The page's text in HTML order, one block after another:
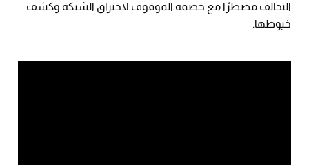
التحالف مضطرًا مع خصمه الموقوف لاختراق الشبكة وكشف
خيوطها.